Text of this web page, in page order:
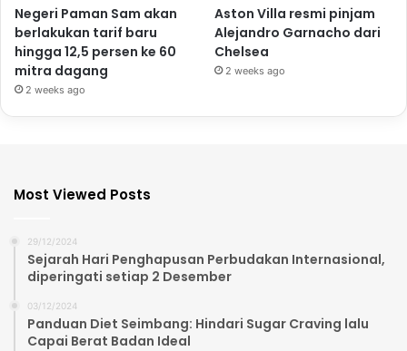
Negeri Paman Sam akan
berlakukan tarif baru
hingga 12,5 persen ke 60
mitra dagang
2 weeks ago
Aston Villa resmi pinjam
Alejandro Garnacho dari
Chelsea
2 weeks ago
Most Viewed Posts
29/12/2024
Sejarah Hari Penghapusan Perbudakan Internasional,
diperingati setiap 2 Desember
03/12/2024
Panduan Diet Seimbang: Hindari Sugar Craving lalu
Capai Berat Badan Ideal